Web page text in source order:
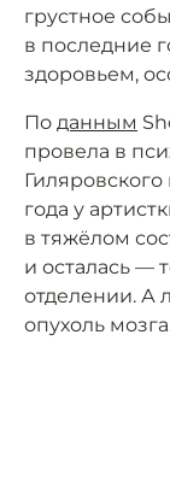
грустное
в последние
здоровьем,
По данным
провела в
года у
в тяжёлом
и осталась —
отделении. А
опухоль